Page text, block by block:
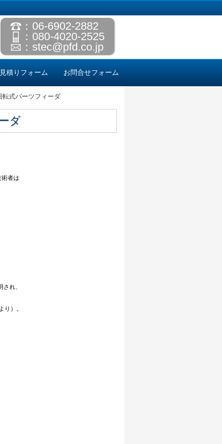
：06-6902-2882
：080-4020-2525
： stec@pfd.co.jp
積りフォーム お問合せフォーム
転式パーツフィーダ
ダ
者は
れ、
）。